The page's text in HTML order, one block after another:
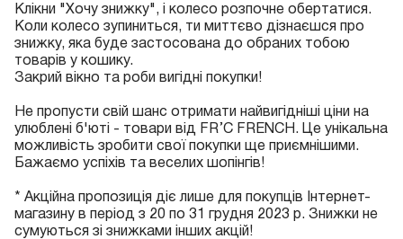
Клікни "Хочу знижку", і колесо розпочне обертатися.
Коли колесо зупиниться, ти миттєво дізнаєшся про
знижку, яка буде застосована до обраних тобою
товарів у кошику.
Закрий вікно та роби вигідні покупки!
Не пропусти свій шанс отримати найвигідніші ціни на
улюблені б'юті - товари від FR’C FRENCH. Це унікальна
можливість зробити свої покупки ще приємнішими.
Бажаємо успіхів та веселих шопінгів!
* Акційна пропозиція діє лише для покупців Інтернет-
магазину в період з 20 по 31 грудня 2023 р. Знижки не
сумуються зі знижками інших акцій!